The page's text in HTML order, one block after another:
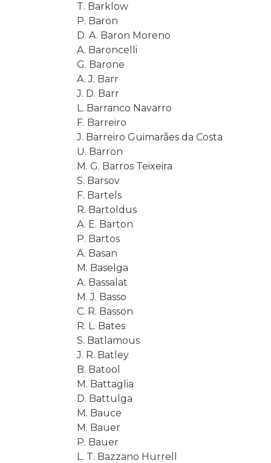
T. Barklow
P. Baron
D. A. Baron Moreno
A. Baroncelli
G. Barone
A. J. Barr
J. D. Barr
L. Barranco Navarro
F. Barreiro
J. Barreiro Guimarães da Costa
U. Barron
M. G. Barros Teixeira
S. Barsov
F. Bartels
R. Bartoldus
A. E. Barton
P. Bartos
A. Basan
M. Baselga
A. Bassalat
M. J. Basso
C. R. Basson
R. L. Bates
S. Batlamous
J. R. Batley
B. Batool
M. Battaglia
D. Battulga
M. Bauce
M. Bauer
P. Bauer
L. T. Bazzano Hurrell